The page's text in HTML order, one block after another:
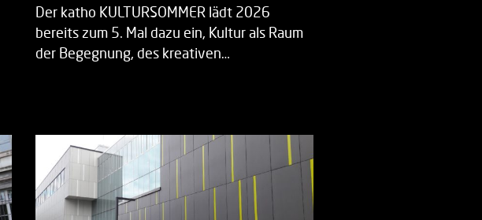
Der katho KULTURSOMMER lädt 2026
bereits zum 5. Mal dazu ein, Kultur als Raum
der Begegnung, des kreativen…